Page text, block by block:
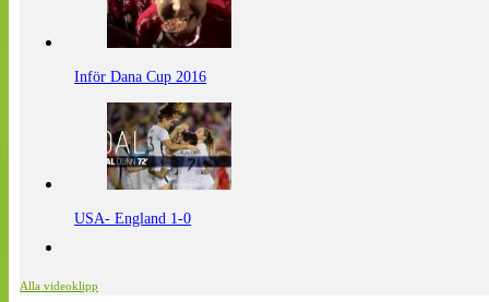
Inför Dana Cup 2016
USA- England 1-0
Alla videoklipp